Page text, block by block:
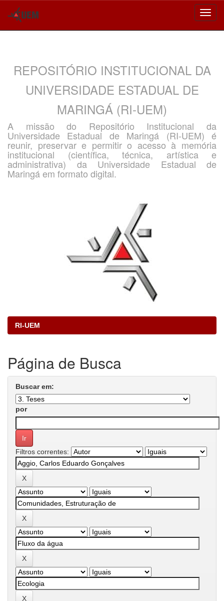
REPOSITÓRIO INSTITUCIONAL DA
UNIVERSIDADE ESTADUAL DE
MARINGÁ (RI-UEM)
A missão do Repositório Institucional da
Universidade Estadual de Maringá (RI-UEM) é
reunir, preservar e permitir o acesso à memória
institucional (científica, técnica, artística e
administrativa) da Universidade Estadual de
Maringá em formato digital.
RI-UEM
Página de Busca
Buscar em:
por
Filtros correntes: